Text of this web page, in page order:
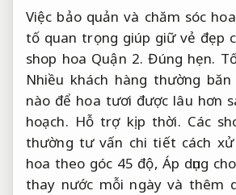
Việc bảo quản và chăm sóc
tố quan trọng giúp giữ vẻ đẹp
shop hoa Quận 2.Đúng hẹn.
Nhiều khách hàng thường
nào để hoa tươi được lâu hơn
hoạch. Hỗ trợ kịp thời. Các
thường tư vấn chi tiết cách
hoa theo góc 45 độ,Áp dụng
thay nước mỗi ngày và thêm